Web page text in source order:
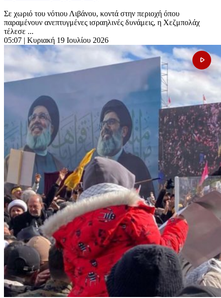
Σε χωριό του νότιου Λιβάνου, κοντά στην περιοχή όπου
παραμένουν ανεπτυγμένες ισραηλινές δυνάμεις, η Χεζμπολάχ
τέλεσε ...
05:07 | Κυριακή 19 Ιουλίου 2026